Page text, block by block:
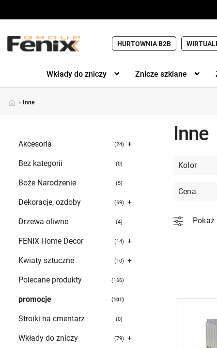
HURTOWNIA B2B
Wkłady do zniczy Znicze szklane
» Inne
Inne
Kolor
Cena
+
Akcesoria 24
Bez kategorii 0
Boże Narodzenie 5
+
Dekoracje, ozdoby 69
Drzewa oliwne 4
+
FENIX Home Decor 14
+
Kwiaty sztuczne 10
Polecane produkty 166
promocje 101
Stroiki na cmentarz 0
+
Wkłady do zniczy 79